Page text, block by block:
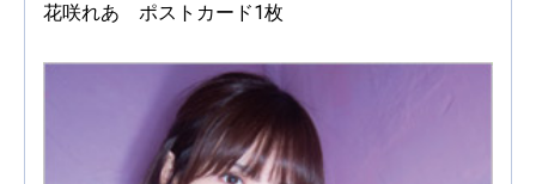
花咲れあ ポストカード1枚